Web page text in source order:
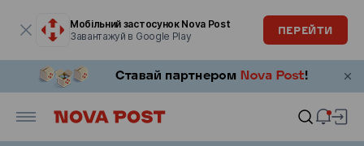
Мобільний застосунок Nova Post
Завантажуй в Google Play
ПЕРЕЙТИ